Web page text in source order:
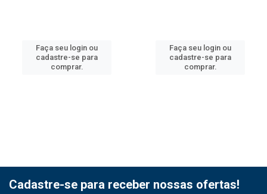
Faça seu login ou
cadastre-se para
comprar.
Faça seu login ou
cadastre-se para
comprar.
Cadastre-se para receber nossas ofertas!